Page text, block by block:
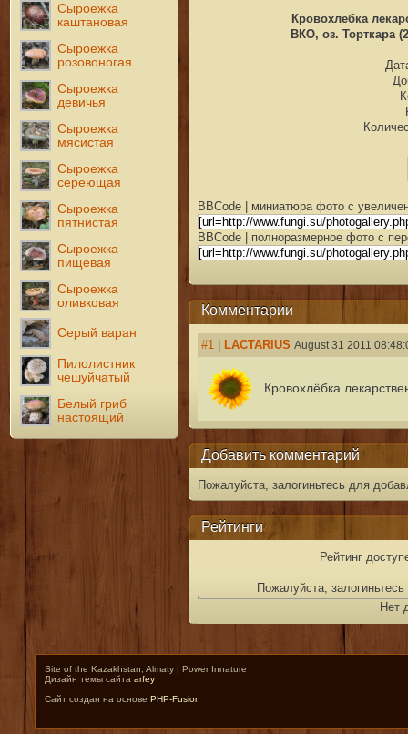
Сыроежка
каштановая
Сыроежка
розовоногая
Сыроежка
девичья
Сыроежка
мясистая
Сыроежка
сереющая
Сыроежка
пятнистая
Сыроежка
пищевая
Сыроежка
оливковая
Серый варан
Пилолистник
чешуйчатый
Белый гриб
настоящий
Кровохлебка
ВКО, оз. Торткара
BBCode | миниатюра фото с
BBCode | полноразмерное фото с
Комментарии
#1 | LACTARIUS August 31 2011
Кровохлёбка
Добавить комментарий
Пожалуйста, залогиньтесь для
Рейтинги
Рейтинг
Пожалуйста,
Нет
Site of the Kazakhstan, Almaty | Power Innature
Дизайн темы сайта arfey
Сайт создан на основе PHP-Fusion